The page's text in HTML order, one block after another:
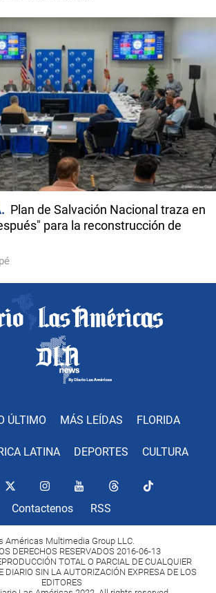
Plan de Salvación Nacional traza en
para la reconstrucción de
ÚLTIMO MÁS LEÍDAS FLORIDA
LATINA DEPORTES CULTURA
Contactenos RSS
Américas Multimedia Group LLC.
DERECHOS RESERVADOS 2016-06-13
TOTAL O PARCIAL DE CUALQUIER
DIARIO SIN LA AUTORIZACIÓN EXPRESA DE LOS
EDITORES